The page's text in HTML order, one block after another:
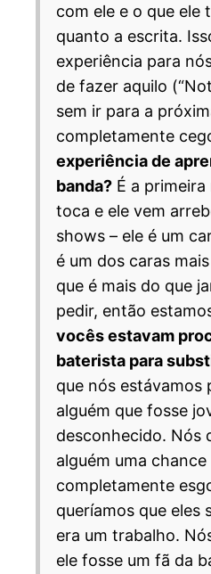
com ele e o que ele
quanto a escrita.
experiência para
de fazer aquilo
sem ir para a
completamente
experiência de
banda? É a primeira
toca e ele vem
shows – ele é um
é um dos caras
que é mais do que
pedir, então
vocês estavam
baterista para
que nós estávamos
alguém que fosse
desconhecido. Nós
alguém uma
completamente
queríamos que eles
era um trabalho.
ele fosse um fã da